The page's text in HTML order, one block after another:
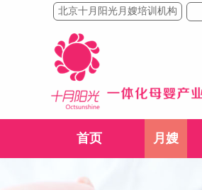
北京十月阳光月嫂培训机构
首页 月嫂